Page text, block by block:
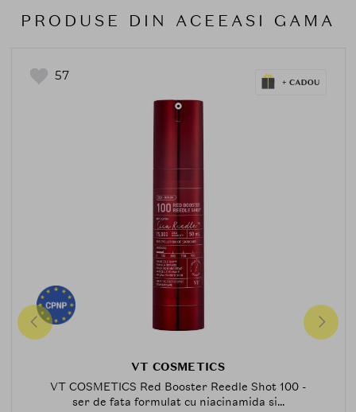
PRODUSE DIN ACEEASI GAMA
57
VT COSMETICS
VT COSMETICS Red Booster Reedle Shot 100 -
ser de fata formulat cu niacinamida si...